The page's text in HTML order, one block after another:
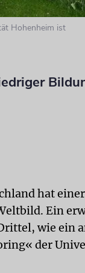
Hohenheim ist
hat
Ein
wie ein
der